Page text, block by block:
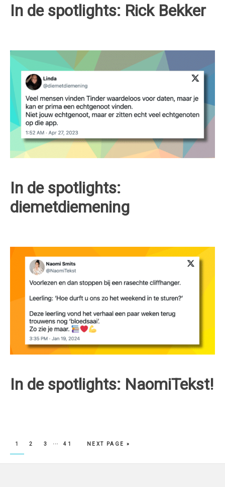
In de spotlights: Rick Bekker
In de spotlights:
diemetdiemening
In de spotlights: NaomiTekst!
PAGE
1 PAGE
2 PAGE
3 … PAGE
41 NEXT PAGE »